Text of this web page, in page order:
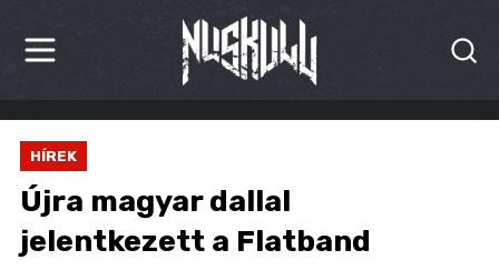
HÍREK
KRITIKÁK
BESZÁMOLÓK
HÍREK
Újra magyar dallal
jelentkezett a Flatband